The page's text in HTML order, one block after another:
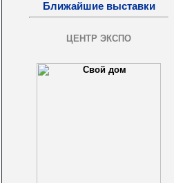
Ближайшие выставки
ЦЕНТР ЭКСПО